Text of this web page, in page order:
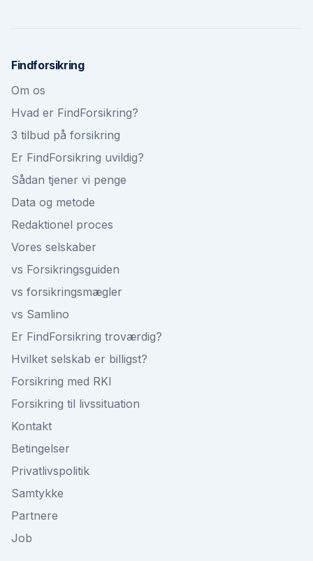
Findforsikring
Om os
Hvad er FindForsikring?
3 tilbud på forsikring
Er FindForsikring uvildig?
Sådan tjener vi penge
Data og metode
Redaktionel proces
Vores selskaber
vs Forsikringsguiden
vs forsikringsmægler
vs Samlino
Er FindForsikring troværdig?
Hvilket selskab er billigst?
Forsikring med RKI
Forsikring til livssituation
Kontakt
Betingelser
Privatlivspolitik
Samtykke
Partnere
Job